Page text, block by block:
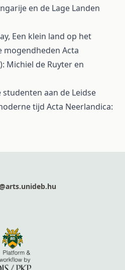
en de Lage Landen
Een klein land op het
mogendheden Acta
Michiel de Ruyter en
studenten aan de Leidse
tijd Acta Neerlandica: